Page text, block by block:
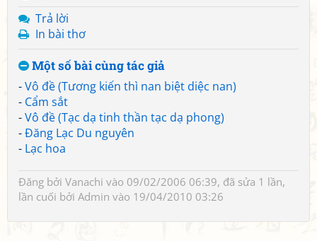
Trả lời
In bài thơ
Một số bài cùng tác giả
-Vô đề (Tương kiến thì nan biệt diệc nan)
- Cẩm sắt
-Vô đề (Tạc dạ tinh thần tạc dạ phong)
-Đăng Lạc Du nguyên
- Lạc hoa
Đăng bởi Vanachi vào 09/02/2006 06:39, đã sửa 1 lần,
lần cuối bởi Admin vào 19/04/2010 03:26